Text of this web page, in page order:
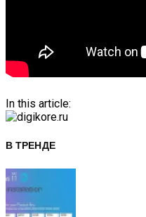
In this article:
В ТРЕНДЕ